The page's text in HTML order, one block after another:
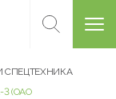
СПЕЦТЕХНИКА
3 (ОАО